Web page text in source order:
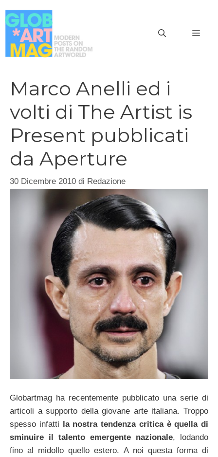
al
contenuto
Marco Anelli ed i
volti di The Artist is
Present pubblicati
da Aperture
30 Dicembre 2010 di Redazione
Globartmag ha recentemente pubblicato una serie di
articoli a supporto della giovane arte italiana. Troppo
spesso infatti
la nostra tendenza critica è quella di
sminuire il talento emergente nazionale, lodando
fino al midollo quello estero. A noi questa forma di